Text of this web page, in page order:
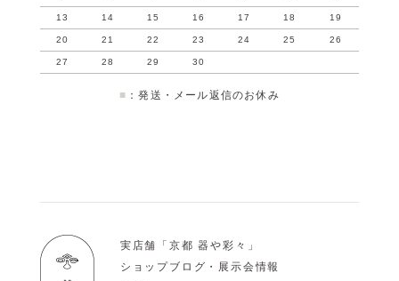
13 14 15 16 17 18 19
20 21 22 23 24 25 26
27 28 29 30
■ ：発送・メール返信のお休み
実店舗「京都 器や彩々」
ショップブログ・展示会情報